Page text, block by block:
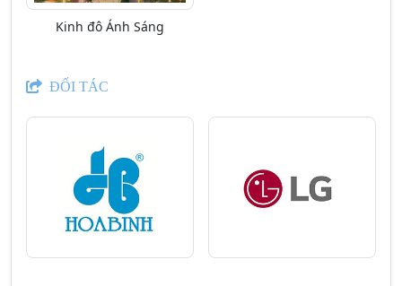
Kinh đô Ánh Sáng
ĐỐI TÁC